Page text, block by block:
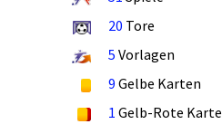
20 Tore
5 Vorlagen
9 Gelbe Karten
1 Gelb-Rote Karte